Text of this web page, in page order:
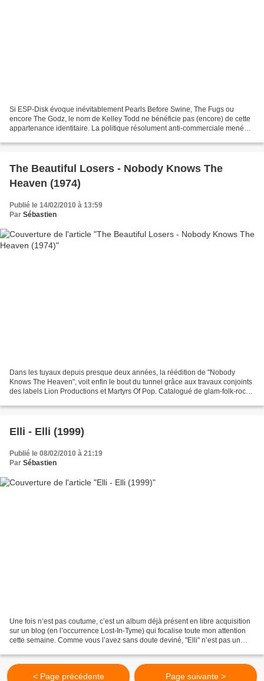
Si ESP-Disk évoque inévitablement Pearls Before Swine, The Fugs ou
encore The Godz, le nom de Kelley Todd ne bénéficie pas (encore) de cette
appartenance identitaire. La politique résolument anti-commerciale menée
The Beautiful Losers - Nobody Knows The
Heaven (1974)
Publié le 14/02/2010 à 13:59
Par Sébastien
Dans les tuyaux depuis presque deux années, la réédition de "Nobody
Knows The Heaven", voit enfin le bout du tunnel grâce aux travaux conjoints
des labels Lion Productions et Martyrs Of Pop. Catalogué de glam-folk-rock,
Elli - Elli (1999)
Publié le 08/02/2010 à 21:19
Par Sébastien
Une fois n’est pas coutume, c’est un album déjà présent en libre acquisition
sur un blog (en l’occurrence Lost-In-Tyme) qui focalise toute mon attention
cette semaine. Comme vous l’avez sans doute deviné, "Elli" n’est pas un
< Page précédente Page suivante >